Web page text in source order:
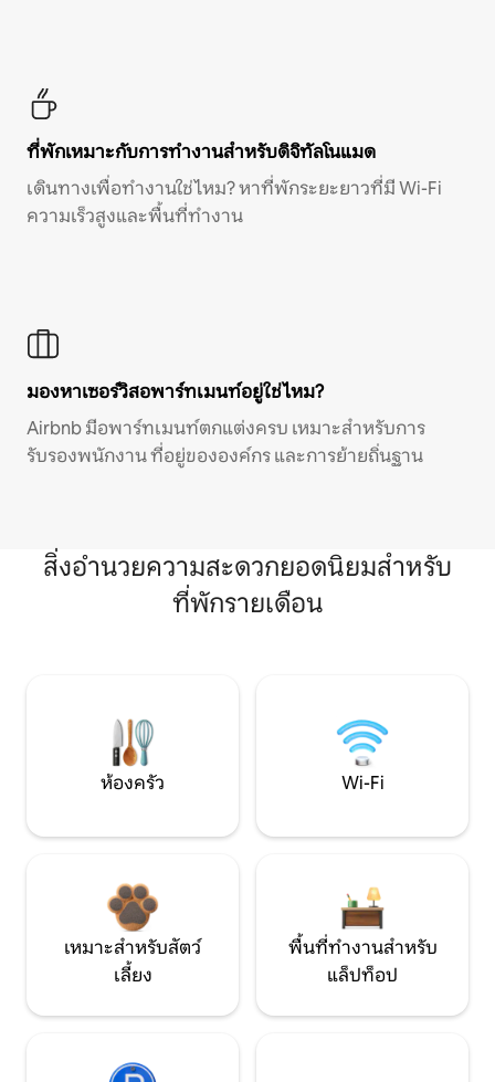
ที่พักเหมาะกับการทำงานสำหรับดิจิทัลโนแมด
เดินทางเพื่อทำงานใช่ไหม? หาที่พักระยะยาวที่มี Wi-Fi
ความเร็วสูงและพื้นที่ทำงาน
มองหาเซอร์วิสอพาร์ทเมนท์อยู่ใช่ไหม?
Airbnb มีอพาร์ทเมนท์ตกแต่งครบ เหมาะสำหรับการ
รับรองพนักงาน ที่อยู่ขององค์กร และการย้ายถิ่นฐาน
สิ่งอำนวยความสะดวกยอดนิยมสำหรับ
ที่พักรายเดือน
ห้องครัว Wi-Fi
เหมาะสำหรับสัตว์
เลี้ยง
พื้นที่ทำงานสำหรับ
แล็ปท็อป